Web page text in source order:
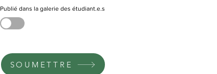
Publié dans la galerie des étudiant.e.s
SOUMETTRE